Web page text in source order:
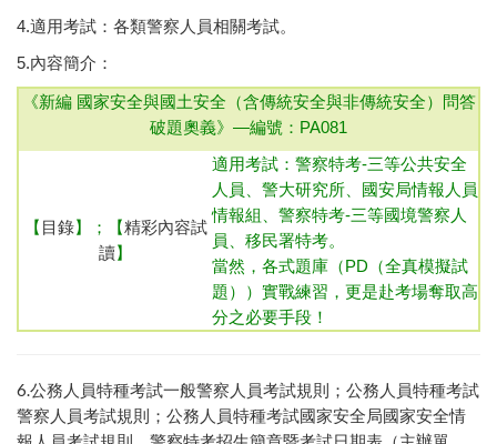
4.適用考試：各類警察人員相關考試。
5.內容簡介：
《新編 國家安全與國土安全（含傳統安全與非傳統安全）問答
破題奧義》—編號：PA081
【 目錄】；【精彩內容試
讀】
適用考試：警察特考-三等公共安全
人員、警大研究所、國安局情報人員
情報組、警察特考-三等國境警察人
員、移民署特考。
當然，各式題庫（PD（全真模擬試
題））實戰練習，更是赴考場奪取高
分之必要手段！
6.公務人員特種考試一般警察人員考試規則 ； 公務人員特種考試
警察人員考試規則 ； 公務人員特種考試國家安全局國家安全情